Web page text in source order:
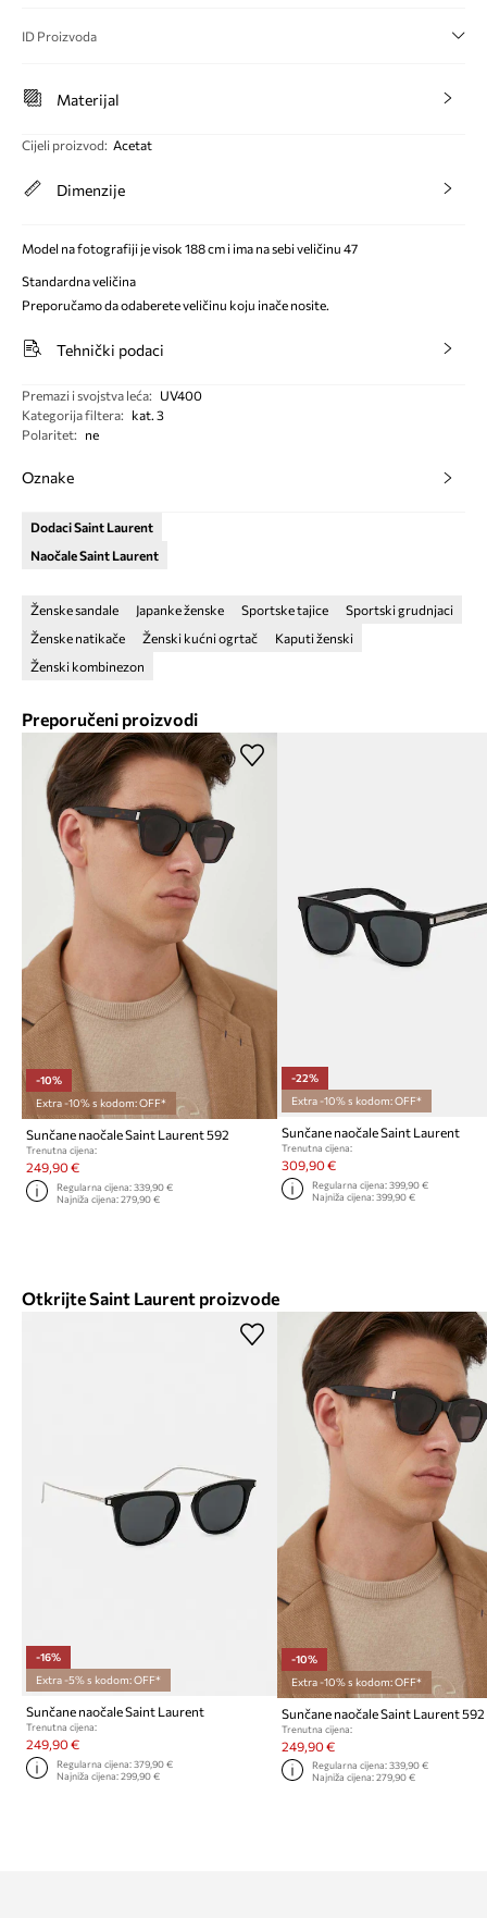
ID Proizvoda
Materijal
Cijeli proizvod: Acetat
Dimenzije
Model na fotografiji je visok 188 cm i ima na sebi veličinu 47
Standardna veličina
Preporučamo da odaberete veličinu koju inače nosite.
Tehnički podaci
Premazi i svojstva leća:
UV400
Kategorija filtera:
kat. 3
Polaritet: ne
Oznake
Dodaci Saint Laurent
Naočale Saint Laurent
Ženske sandale Japanke ženske Sportske tajice
Sportski grudnjaci
Ženske natikače
Ženski kućni ogrtač
Kaputi ženski
Ženski kombinezon
Preporučeni proizvodi
-10%
Extra -10% s kodom: OFF*
Sunčane naočale Saint Laurent 592
Trenutna cijena:
249,90 €
Regularna cijena:339,90 €
Najniža cijena:279,90 €
-22%
Extra -10% s kodom: OFF*
Sunčane naočale Saint Laurent
Trenutna cijena:
309,90 €
Regularna cijena: 399,90 €
Najniža cijena: 399,90 €
Otkrijte Saint Laurent proizvode
-16%
Extra -5% s kodom: OFF*
Sunčane naočale Saint Laurent
Trenutna cijena:
249,90 €
Regularna cijena:379,90 €
Najniža cijena:299,90 €
-10%
Extra -10% s kodom: OFF*
Sunčane naočale Saint Laurent 592
Trenutna cijena:
249,90 €
Regularna cijena: 339,90 €
Najniža cijena: 279,90 €